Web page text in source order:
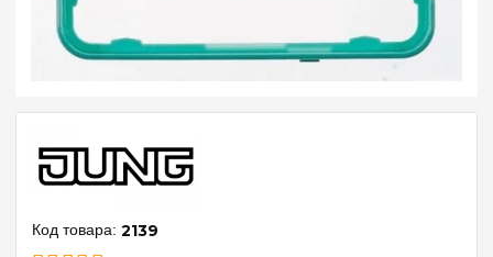
2139